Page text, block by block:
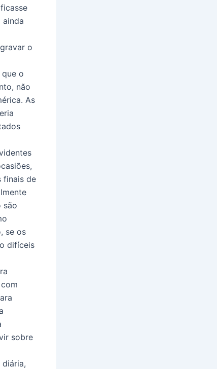
ainda
o
o
não
As
finais de
são
se os
difíceis
sobre